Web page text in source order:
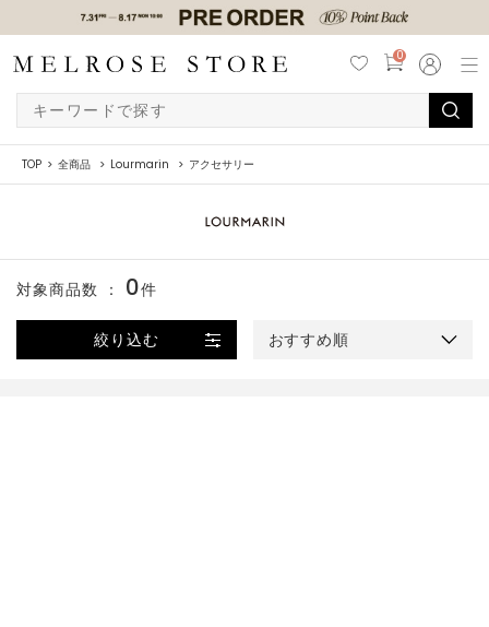
0
TOP 全商品 Lourmarin アクセサリー
絞り込む おすすめ順
対象商品数 ： 0件